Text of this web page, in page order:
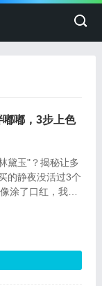
嘟，3步上色
黛玉"？揭秘让多
的静夜没活过3个
涂了口红，我家